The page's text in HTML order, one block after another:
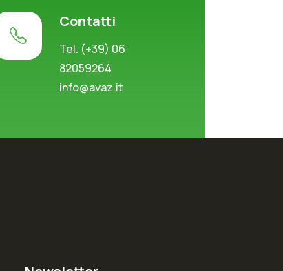
Contatti
Tel. (+39) 06
82059264
info@avaz.it